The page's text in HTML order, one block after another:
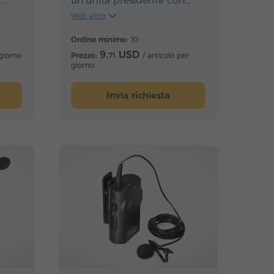
pulsante di priorità.
partecipanti, può essere
fornito un prezzo inferiore
per articolo.
Vedi altro
Ordine minimo: 10
Prezzo: 9.71 USD / articolo per
giorno
Invia richiesta